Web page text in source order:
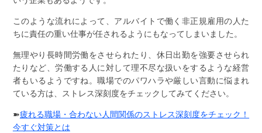
このような流れによって、アルバイトで働く非正規雇用の人た
ちに責任の重い仕事が任されるようにもなってしまいました。
無理やり長時間労働をさせられたり、休日出勤を強要させられ
たりなど、労働する人に対して理不尽な扱いをするような経営
者もいるようですね。職場でのパワハラや厳しい言動に悩まれ
ている方は、ストレス深刻度をチェックしてみてください。
➽疲れる職場・合わない人間関係のストレス深刻度をチェック！
今すぐ対策とは